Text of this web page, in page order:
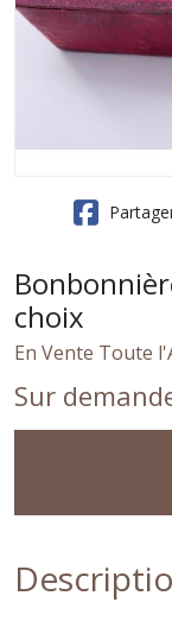
choix
En Vente Toute
Sur